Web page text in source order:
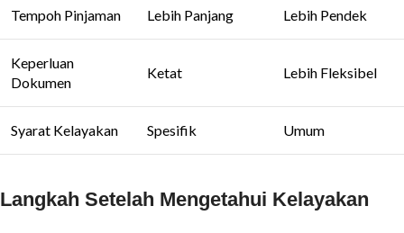
Tempoh Pinjaman Lebih Panjang Lebih Pendek
Keperluan
Dokumen
Ketat Lebih Fleksibel
Syarat Kelayakan Spesifik Umum
Langkah Setelah Mengetahui Kelayakan